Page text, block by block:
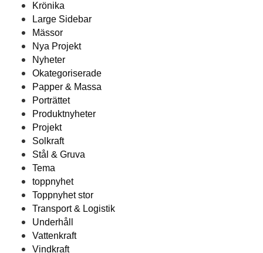
Krönika
Large Sidebar
Mässor
Nya Projekt
Nyheter
Okategoriserade
Papper & Massa
Porträttet
Produktnyheter
Projekt
Solkraft
Stål & Gruva
Tema
toppnyhet
Toppnyhet stor
Transport & Logistik
Underhåll
Vattenkraft
Vindkraft